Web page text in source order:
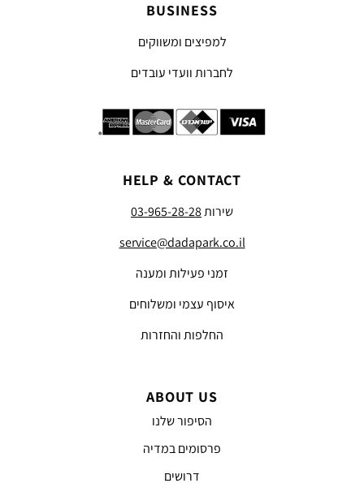
BUSINESS
למפיצים ומשווקים
לחברות וועדי עובדים
HELP & CONTACT
שירות03-965-28-28
service@dadapark.co.il
זמני פעילות ומענה
איסוף עצמי ומשלוחים
החלפות והחזרות
ABOUT US
הסיפור שלנו
פרסומים במדיה
דרושים